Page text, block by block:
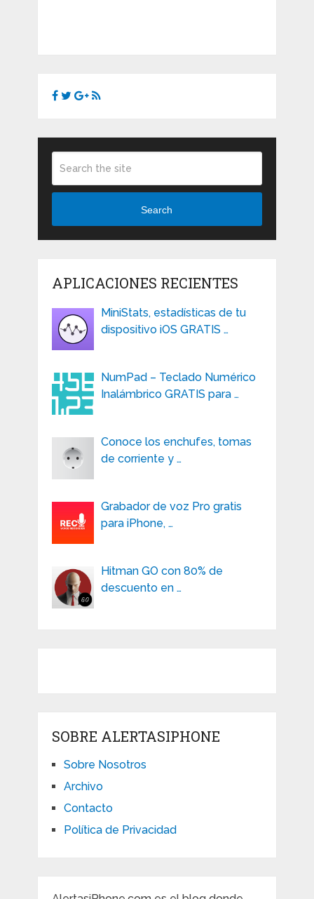
Search
APLICACIONES RECIENTES
MiniStats, estadísticas de tu
dispositivo iOS GRATIS …
NumPad – Teclado Numérico
Inalámbrico GRATIS para …
Conoce los enchufes, tomas
de corriente y …
Grabador de voz Pro gratis
para iPhone, …
Hitman GO con 80% de
descuento en …
SOBRE ALERTASIPHONE
Sobre Nosotros
Archivo
Contacto
Política de Privacidad